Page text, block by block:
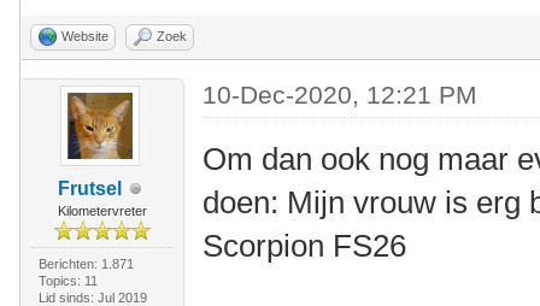
Website Zoek
Frutsel
Kilometervreter
Berichten: 1.871
Topics: 11
Lid sinds: Jul 2019
10-Dec-2020, 12:21 PM
Om dan ook nog maar
doen: Mijn vrouw is erg
Scorpion FS26